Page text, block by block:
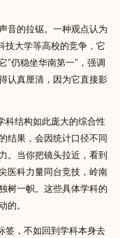
音的拉锯。一种观点认为
技大学等高校的竞争，它
”仍稳坐华南第一”，强调
认真厘清，因为它直接影
科结构如此庞大的综合性
结果，会因统计口径不同
。当你把镜头拉近，看到
医科力量同台竞技，岭南
树一帜。这些具体学科的
的。
签，不如回到学科本身去